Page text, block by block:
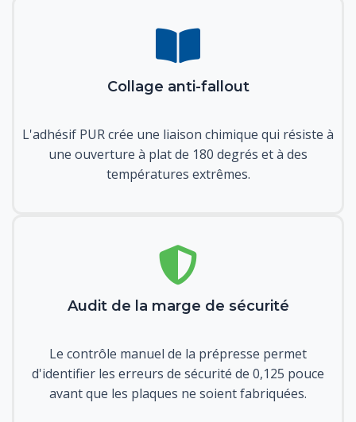
Collage anti-fallout
L'adhésif PUR crée une liaison chimique qui résiste à
une ouverture à plat de 180 degrés et à des
températures extrêmes.
Audit de la marge de sécurité
Le contrôle manuel de la prépresse permet
d'identifier les erreurs de sécurité de 0,125 pouce
avant que les plaques ne soient fabriquées.